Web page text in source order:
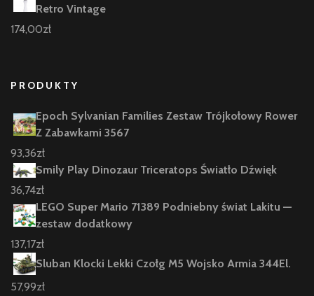
Retro Vintage
174,00zł
PRODUKTY
Epoch Sylvanian Families Zestaw Trójkołowy Rower
Z Zabawkami 3567
93,36zł
Smily Play Dinozaur Triceratops Światło Dźwięk
36,74zł
LEGO Super Mario 71389 Podniebny świat Lakitu —
zestaw dodatkowy
137,17zł
Sluban Klocki Lekki Czołg M5 Wojsko Armia 344El.
57,99zł